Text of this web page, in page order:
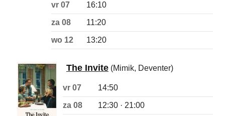
vr 07 16:10
za 08 11:20
wo 12 13:20
The Invite (Mimik, Deventer)
vr 07 14:50
za 08 12:30 · 21:00